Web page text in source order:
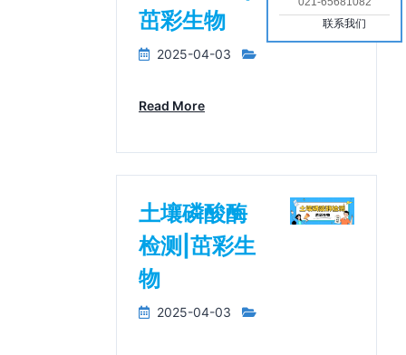
茁彩生物
2025-04-03
Read More
土壤磷酸酶
检测|茁彩生
物
2025-04-03
联系我们